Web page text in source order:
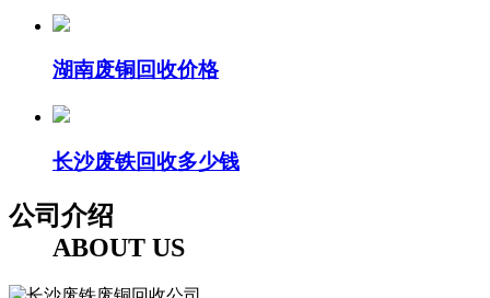
湖南废铜回收价格
长沙废铁回收多少钱
公司介绍
ABOUT US